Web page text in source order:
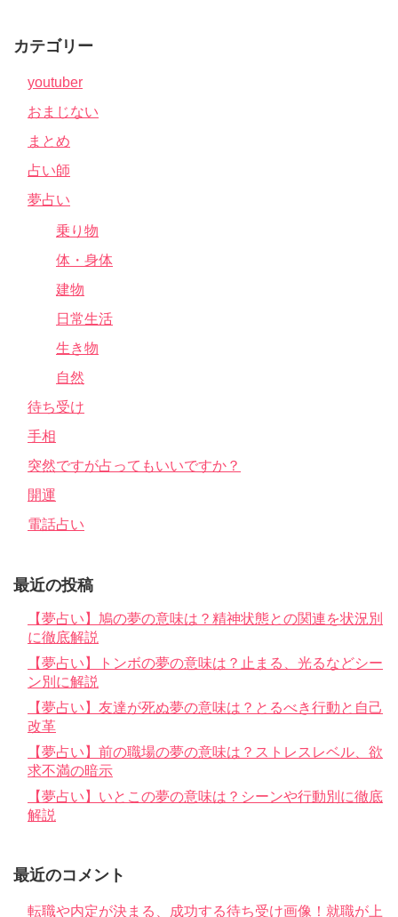
カテゴリー
youtuber
おまじない
まとめ
占い師
夢占い
乗り物
体・身体
建物
日常生活
生き物
自然
待ち受け
手相
突然ですが占ってもいいですか？
開運
電話占い
最近の投稿
【夢占い】鳩の夢の意味は？精神状態との関連を状況別
に徹底解説
【夢占い】トンボの夢の意味は？止まる、光るなどシー
ン別に解説
【夢占い】友達が死ぬ夢の意味は？とるべき行動と自己
改革
【夢占い】前の職場の夢の意味は？ストレスレベル、欲
求不満の暗示
【夢占い】いとこの夢の意味は？シーンや行動別に徹底
解説
最近のコメント
転職や内定が決まる、成功する待ち受け画像！就職が上